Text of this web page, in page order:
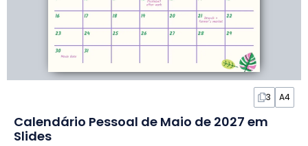
3 A4
Calendário Pessoal de Maio de 2027 em
Slides